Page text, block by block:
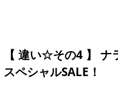
【 違い☆その4 】
スペシャルSALE！